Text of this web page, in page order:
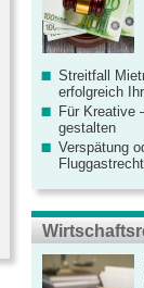
Streitfall
erfolgreich
Für Kreative
gestalten
Verspätung